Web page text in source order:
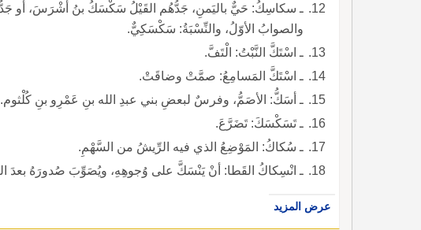
والصوابُ الأوّلُ، والنِّسْبَةُ: سَكْسَكِيٌّ.
ـ اسْتَكَّ النَّبْتُ: الْتَفَّ.
ـ اسْتَكَّ المَسامِعُ: صمَّتْ وضاقَتْ.
ـ أسَكُّ: الأصَمُّ، وفرسٌ لبعضِ بني عبدِ الله بنِ عَمْرِو بنِ كُلْثوم.
ـ تَسَكْسَكَ: تَضَرَّعَ.
ـ سُكاكُ: المَوْضِعُ الذي فيه الرِّيشُ من السَّهْمِ.
ـ انْسِكاكُ القَطا: أنْ يَنْسَكَّ على وُجوهِهِ، ويُصَوِّبَ صُدورَهُ بعدَ التَّحْليق.
عرض المزيد